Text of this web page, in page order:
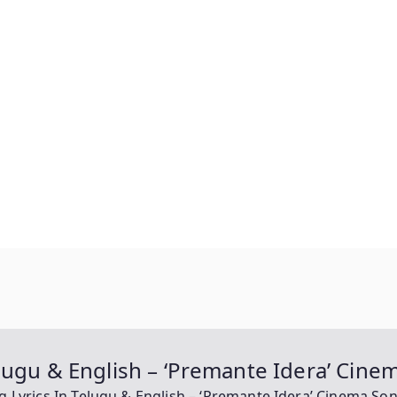
& English – ‘Premante Idera’